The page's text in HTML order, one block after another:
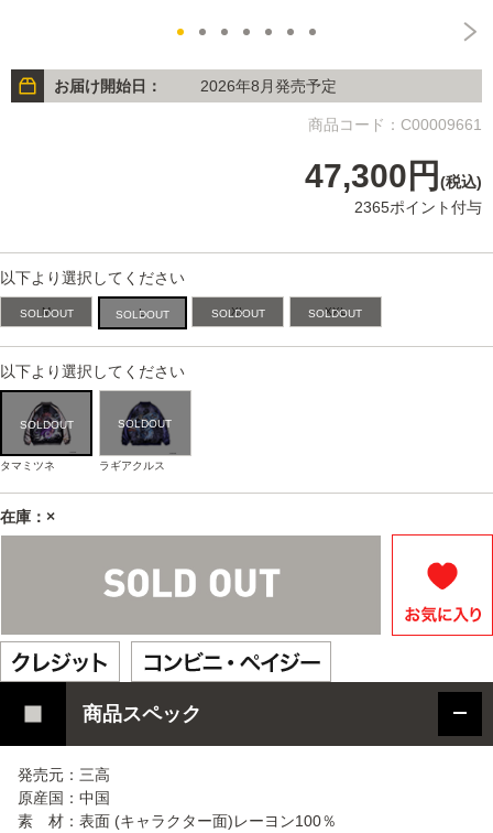
お届け開始日： 2026年8月発売予定
商品コード：C00009661
47,300円 (税込)
2365ポイント付与
以下より選択してください
M L XL XXL
以下より選択してください
タマミツネ ラギアクルス
在庫：×
商品スペック
発売元：三高
原産国：中国
素 材：表面 (キャラクター面)レーヨン100％